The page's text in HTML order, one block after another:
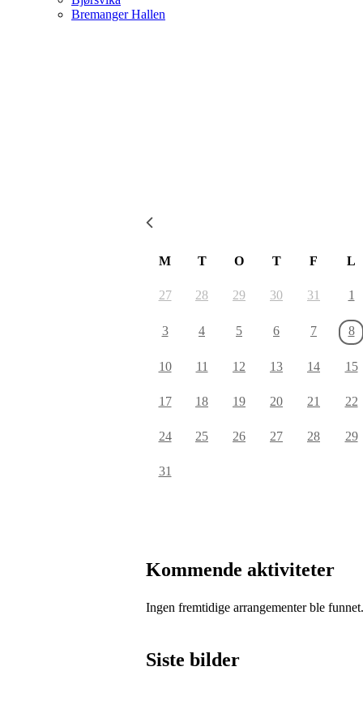
Bremanger Hallen
M T O T F L
27 28 29 30 31 1
3 4 5 6 7 8
10 11 12 13 14 15
17 18 19 20 21 22
24 25 26 27 28 29
31
Kommende aktiviteter
Ingen fremtidige arrangementer ble funnet.
Siste bilder